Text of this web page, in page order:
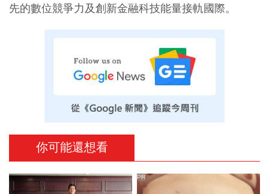
先的數位競爭力及創新金融科技能量接軌國際。
你可能還想看
PR